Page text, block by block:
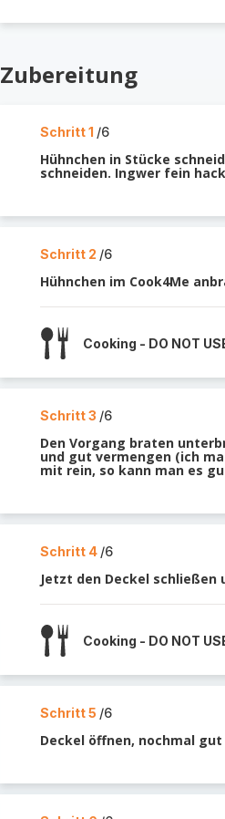
Zubereitung
Schritt 1 /6
Hühnchen in Stücke
schneiden. Ingwer fein
Schritt 2 /6
Hühnchen im Cook4Me
Cooking - DO NOT
Schritt 3 /6
Den Vorgang braten
und gut vermengen (ich
mit rein, so kann man es
Schritt 4 /6
Jetzt den Deckel
Cooking - DO NOT
Schritt 5 /6
Deckel öffnen, nochmal